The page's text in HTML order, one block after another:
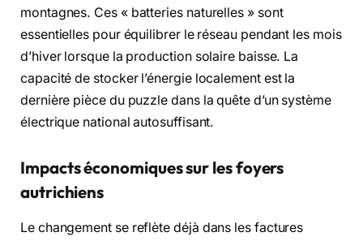
montagnes. Ces « batteries naturelles » sont
essentielles pour équilibrer le réseau pendant les mois
d’hiver lorsque la production solaire baisse. La
capacité de stocker l’énergie localement est la
dernière pièce du puzzle dans la quête d’un système
électrique national autosuffisant.
Impacts économiques sur les foyers
autrichiens
Le changement se reflète déjà dans les factures